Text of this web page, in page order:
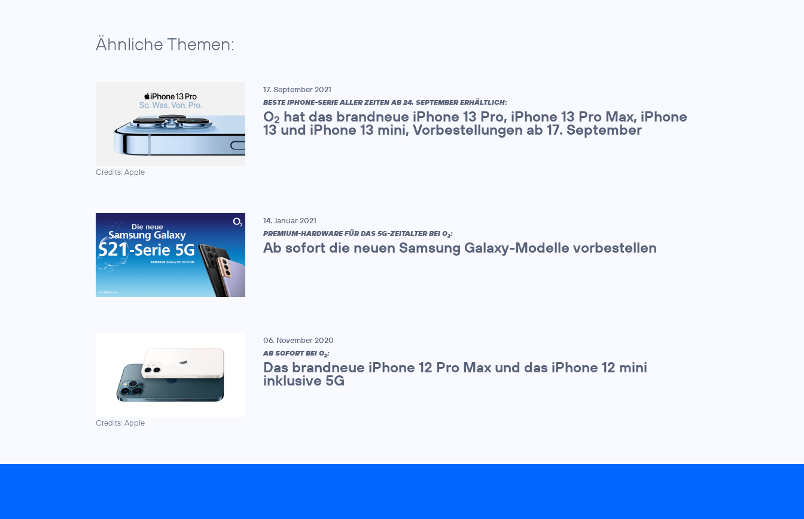
Ähnliche Themen:
Credits: Apple
17. September 2021
BESTE IPHONE-SERIE ALLER ZEITEN AB 24. SEPTEMBER ERHÄLTLICH:
O2 hat das brandneue iPhone 13 Pro, iPhone 13 Pro Max, iPhone
13 und iPhone 13 mini, Vorbestellungen ab 17. September
14. Januar 2021
PREMIUM-HARDWARE FÜR DAS 5G-ZEITALTER BEI O2:
Ab sofort die neuen Samsung Galaxy-Modelle vorbestellen
Credits: Apple
06. November 2020
AB SOFORT BEI O2:
Das brandneue iPhone 12 Pro Max und das iPhone 12 mini
inklusive 5G